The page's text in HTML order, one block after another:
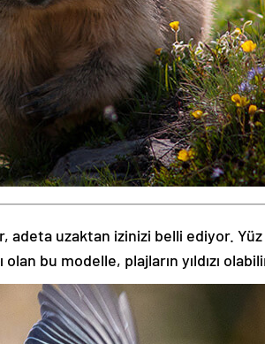
uzaktan izinizi belli ediyor. Yüz
bu modelle, plajların yıldızı